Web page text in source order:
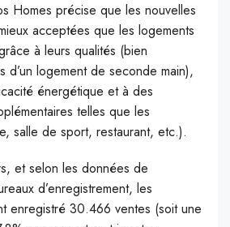
Homes précise que les nouvelles
acceptées que les logements
à leurs qualités (bien
d’un logement de seconde main),
énergétique et à des
telles que les
salle de sport, restaurant, etc.).
et selon les données de
d’enregistrement, les
enregistré 30.466 ventes (soit une